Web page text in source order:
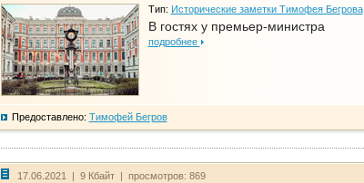
Тип: Исторические заметки Тимофея Бегрова
В гостях у премьер-министра
подробнее
Предоставлено: Тимофей Бегров
17.06.2021 | 9 Кбайт | просмотров: 869